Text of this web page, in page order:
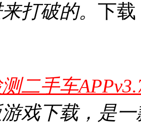
打破的。 下载
二手车
戏下载，是